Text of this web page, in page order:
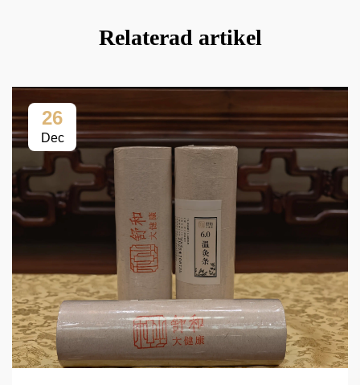
Relaterad artikel
26
Dec